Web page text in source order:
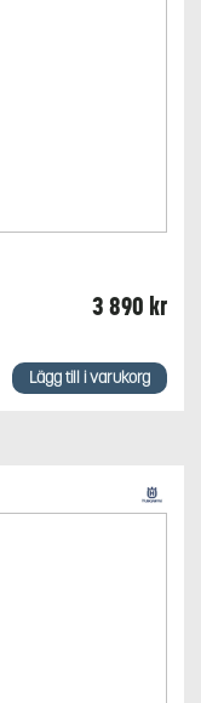
3 890 kr
Lägg till i varukorg